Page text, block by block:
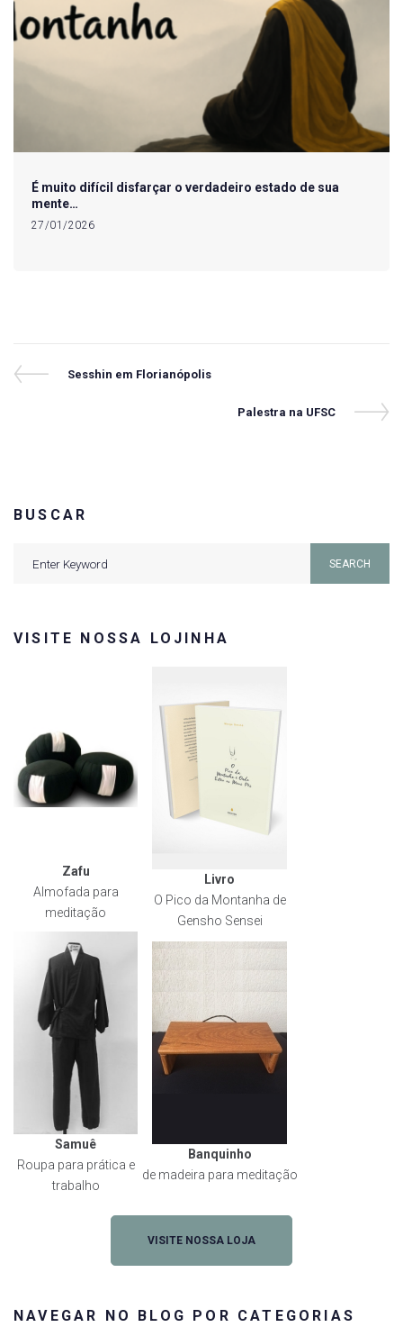
É muito difícil disfarçar o verdadeiro estado de sua
mente…
27/01/2026
Navegação
Previous
Sesshin em Florianópolis
Next
Palestra na UFSC
BUSCAR
SEARCH
VISITE NOSSA LOJINHA
Zafu
Almofada para
meditação
Livro
O Pico da Montanha de
Gensho Sensei
Samuê
Roupa para prática e
trabalho
Banquinho
de madeira para meditação
VISITE NOSSA LOJA
NAVEGAR NO BLOG POR CATEGORIAS